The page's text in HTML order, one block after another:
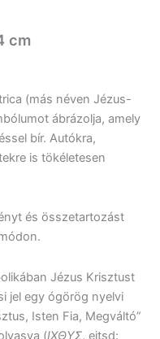
cm
(más néven Jézus-
ábrázolja, amely
bír. Autókra,
is tökéletesen
és összetartozást
Jézus Krisztust
jel egy ógörög nyelvi
Isten Fia, Megváltó”
(ΙΧΘΥΣ, ejtsd: